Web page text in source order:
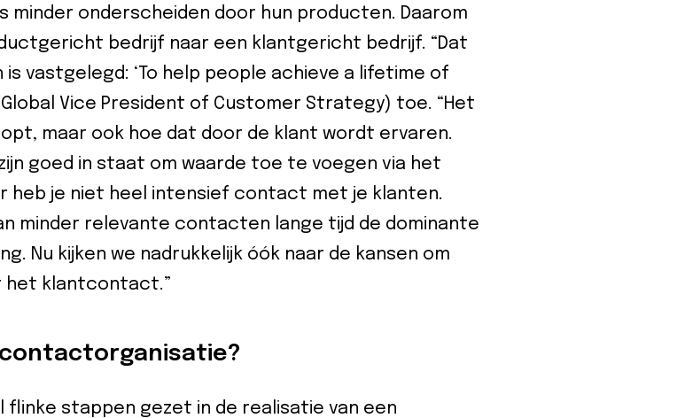
minder onderscheiden door hun producten. Daarom
bedrijf naar een klantgericht bedrijf. “Dat
vastgelegd: ‘To help people achieve a lifetime of
Vice President of Customer Strategy) toe. “Het
maar ook hoe dat door de klant wordt ervaren.
goed in staat om waarde toe te voegen via het
heb je niet heel intensief contact met je klanten.
minder relevante contacten lange tijd de dominante
Nu kijken we nadrukkelijk óók naar de kansen om
het klantcontact.”
flinke stappen gezet in de realisatie van een